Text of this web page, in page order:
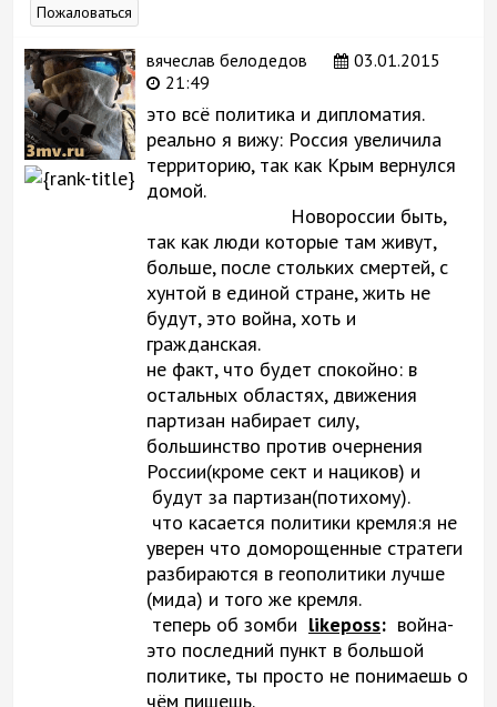
Пожаловаться
вячеслав белодедов
03.01.2015
21:49
это всё политика и дипломатия.
реально я вижу: Россия увеличила
территорию, так как Крым вернулся
домой.
Новороссии быть,
так как люди которые там живут,
больше, после стольких смертей, с
хунтой в единой стране, жить не
будут, это война, хоть и
гражданская.
не факт, что будет спокойно: в
остальных областях, движения
партизан набирает силу,
большинство против очернения
России(кроме сект и нациков) и
будут за партизан(потихому).
что касается политики кремля:я не
уверен что доморощенные стратеги
разбираются в геополитики лучше
(мида) и того же кремля.
теперь об зомби likeposs: война-
это последний пункт в большой
политике, ты просто не понимаешь о
чём пишешь.